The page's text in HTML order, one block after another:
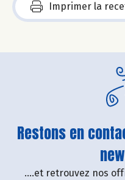
Imprimer la
Restons en
....et retrouvez nos